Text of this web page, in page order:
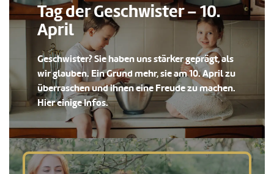
Tag der Geschwister – 10.
April
Geschwister? Sie haben uns stärker geprägt, als
wir glauben. Ein Grund mehr, sie am 10. April zu
überraschen und ihnen eine Freude zu machen.
Hier einige Infos.